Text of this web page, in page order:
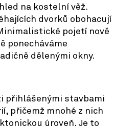
na kostelní věž.
dvorků obohacují
pojetí nově
ponecháváme
dělenými okny.
přihlášenými stavbami
přičemž mnohé z nich
úroveň. Je to